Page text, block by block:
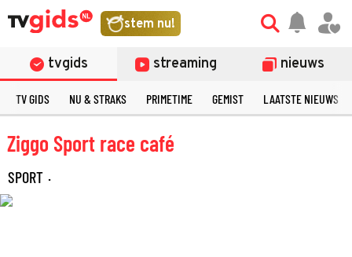
stem nu!
tvgids streaming nieuws
TV GIDS NU & STRAKS PRIMETIME GEMIST LAATSTE NIEUWS
Ziggo Sport race café
SPORT ·